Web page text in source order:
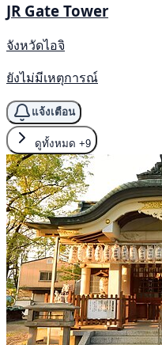
JR Gate Tower
จังหวัดไอจิ
ยังไม่มีเหตุการณ์
แจ้งเตือน
ดูทั้งหมด +9